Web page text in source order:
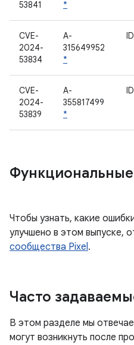
53841 *
CVE-
2024-
53834
A-
315649952
*
ID
CVE-
2024-
53839
A-
355817499
*
ID
Чтобы узнать, какие
улучшено в этом выпуске,
сообщества Pixel.
Часто
В этом разделе мы
могут возникнуть после